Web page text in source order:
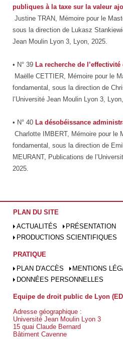
publiques à la taxe sur la valeur
Justine TRAN, Mémoire pour le
sous la direction de Lukasz
Jean Moulin Lyon 3, Lyon, 2025.
• N° 39 La recherche de
Maëlle CETTIER, Mémoire pour le
fondamental, sous la direction de
l’Université Jean Moulin Lyon 3,
• N° 40 La désobéissance
Charlotte IMBERT, Mémoire pour le
fondamental, sous la direction de
MEURANT, Publications de
2025.
PLAN DU SITE
ACTUALITÉS
PRÉSENTATION
PRODUCTIONS SCIENTIFIQUES
PRATIQUE
PLAN D'ACCÈS
MENTIONS
DONNÉES PERSONNELLES
Equipe de droit public de Lyon
Adresse géographique :
Université Jean Moulin Lyon 3
15 quai Claude Bernard
Bâtiment Cavenne